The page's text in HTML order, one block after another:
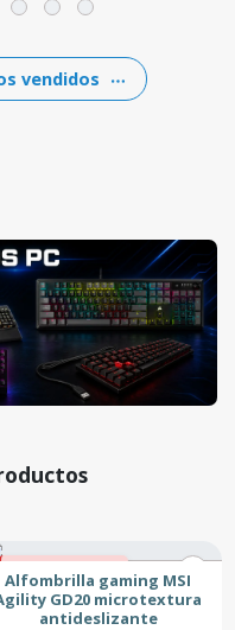
vendidos
25% de descuento
Alfombrilla gaming MSI
GD20 microtextura
antideslizante